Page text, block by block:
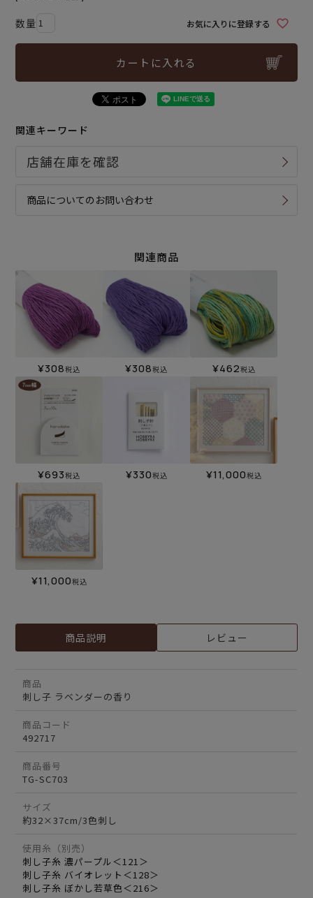
お気に入りに登録する
カートに入れる
関連キーワード
商品についてのお問い合わせ
関連商品
¥308税込 ¥308税込 ¥462税込
¥693税込 ¥330税込 ¥11,000税込
¥11,000税込
商品説明 レビュー
商品
刺し子 ラベンダーの香り
商品コード
492717
商品番号
TG-SC703
サイズ
約32×37cm/3色刺し
使用糸（別売）
刺し子糸 濃パープル＜121＞
刺し子糸 バイオレット＜128＞
刺し子糸 ぼかし若草色＜216＞